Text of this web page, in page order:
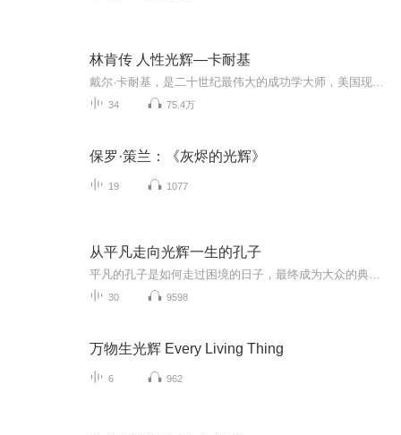
林肯传 人性光辉—卡耐基
34 75.4万
保罗·策兰：《灰烬的光辉》
19 1077
从平凡走向光辉一生的孔子
30 9598
万物生光辉 Every Living Thing
6 962